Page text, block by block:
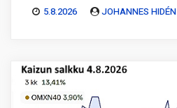
5.8.2026 JOHANNES HIDÉN